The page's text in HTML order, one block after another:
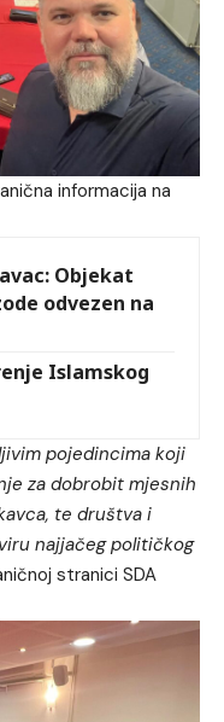
informacija na
Objekat
odvezen na
Islamskog
pojedincima koji
za dobrobit mjesnih
te društva i
najjačeg političkog
stranici SDA